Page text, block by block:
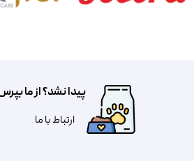
پیدا نشد؟ از ما
​​​ارتباط با ما